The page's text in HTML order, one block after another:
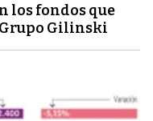
los fondos que
Gilinski